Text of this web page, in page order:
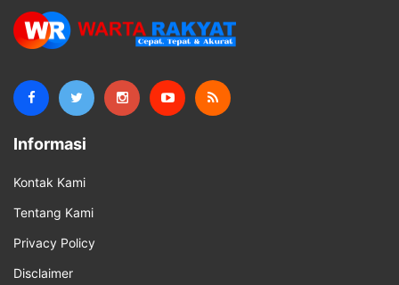
Informasi
Kontak Kami
Tentang Kami
Privacy Policy
Disclaimer